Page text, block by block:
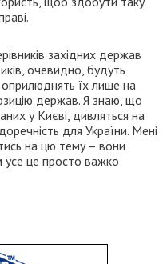
західних держав
очевидно, будуть
оприлюднять їх лише на
держав. Я знаю, що
у Києві, дивляться на
для України. Мені
на цю тему – вони
усе це просто важко